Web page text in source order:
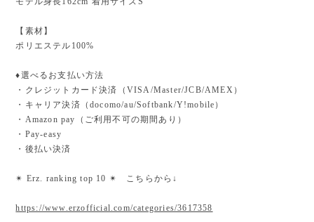
【素材】
ポリエステル100%
♦︎選べるお支払い方法
・クレジットカード決済（VISA/Master/JCB/AMEX）
・キャリア決済（docomo/au/Softbank/Y!mobile）
・Amazon pay（ご利用不可の期間あり）
・Pay-easy
・後払い決済
✴︎ Erz. ranking top 10 ✴︎ こちらから↓
https://www.erzofficial.com/categories/3617358